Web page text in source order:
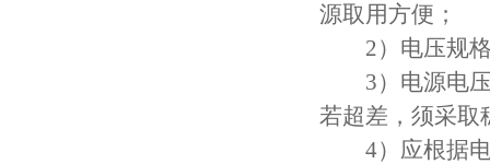
源取用方便；
2）电压规格
3）电源电压
若超差，须采取
4）应根据电